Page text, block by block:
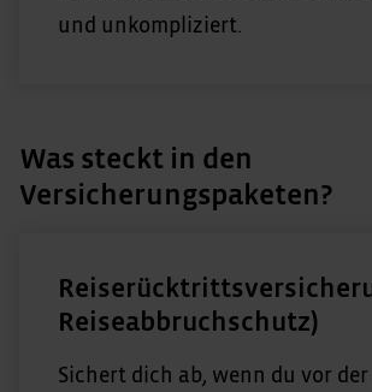
und unkompliziert.
Was steckt in den
Versicherungspaketen?
Reiseabbruchschutz)
Sichert dich ab, wenn du vor der